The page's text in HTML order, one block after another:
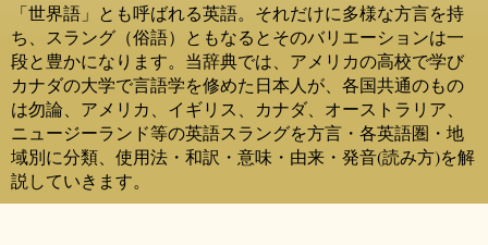
「世界語」とも呼ばれる英語。それだけに多様な方言を持
ち、スラング（俗語）ともなるとそのバリエーションは一
段と豊かになります。当辞典では、アメリカの高校で学び
カナダの大学で言語学を修めた日本人が、各国共通のもの
は勿論、アメリカ、イギリス、カナダ、オーストラリア、
ニュージーランド等の英語スラングを方言・各英語圏・地
域別に分類、使用法・和訳・意味・由来・発音(読み方)を解
説していきます。